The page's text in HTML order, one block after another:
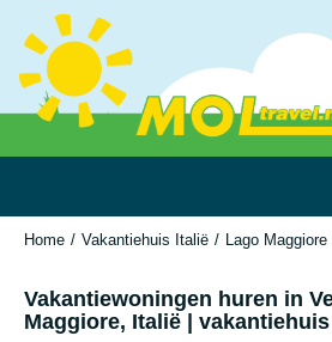
Home Vakantiehuis Italië Lago Maggiore
Vakantiewoningen huren in
Maggiore, Italië |